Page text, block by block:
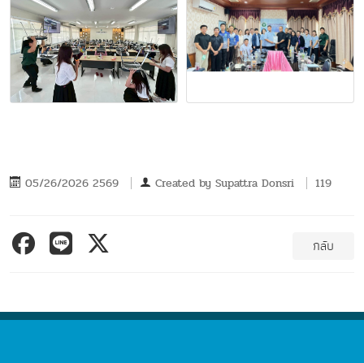
05/26/2026 2569 Created by Supattra Donsri 119
กลับ